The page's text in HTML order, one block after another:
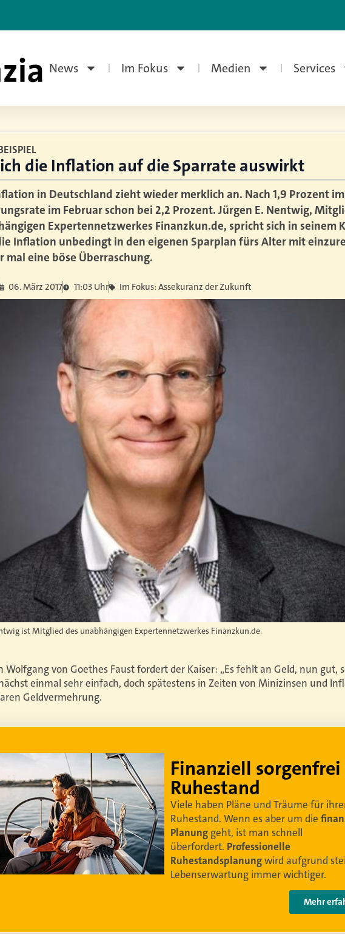
News Im Fokus Medien Services
die Inflation auf die Sparrate auswirkt
in Deutschland zieht wieder merklich an. Nach 1,9 Prozent
im Februar schon bei 2,2 Prozent. Jürgen E. Nentwig,
Expertennetzwerkes Finanzkun.de, spricht sich in seinem
Inflation unbedingt in den eigenen Sparplan fürs Alter mit
mal eine böse Überraschung.
06. März 2017 11:03 Uhr Im Fokus: Assekuranz der Zukunft
ist Mitglied des unabhängigen Expertennetzwerkes Finanzkun.de.
Wolfgang von Goethes Faust fordert der Kaiser: „Es fehlt an Geld, nun gut,
einmal sehr einfach, doch spätestens in Zeiten von Minizinsen und
Geldvermehrung.
Lebe dein bestes Leben
Um sorgenfrei in den Ruhestand zu blicken,
braucht esprofessionelle Ruhestandsplanung
Damit Ihre Kundinnen und Kunden
ihr bestes
Leben leben können
Video anschauen